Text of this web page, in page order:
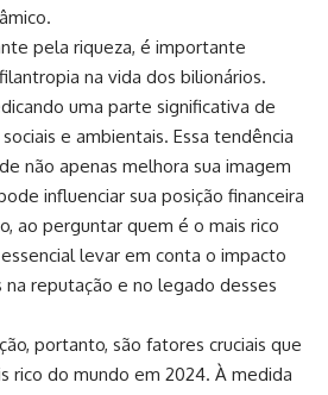
pela riqueza, é importante
na vida dos bilionários.
uma parte significativa de
e ambientais. Essa tendência
não apenas melhora sua imagem
influenciar sua posição financeira
ao perguntar quem é o mais rico
levar em conta o impacto
na reputação e no legado desses
portanto, são fatores cruciais que
rico do mundo em 2024. À medida